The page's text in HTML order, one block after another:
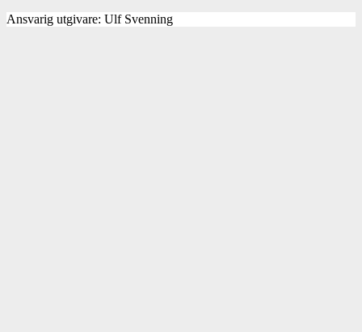
Ansvarig utgivare: Ulf Svenning